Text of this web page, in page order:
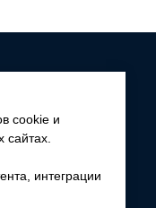
cookie и
сайтах.
интеграции